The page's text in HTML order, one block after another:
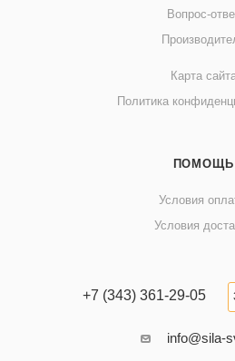
Вопрос-
Карта
Политика
ПОМОЩЬ
Условия
Условия
+7 (343) 361-29-05
info@sila-